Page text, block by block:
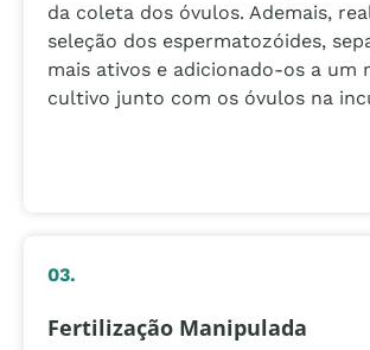
da coleta dos óvulos. Ademais,
seleção dos espermatozóides,
mais ativos e adicionado-os a um
cultivo junto com os óvulos na
03.
Fertilização Manipulada